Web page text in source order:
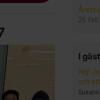
Årets
26 feb
I
Hej!
och